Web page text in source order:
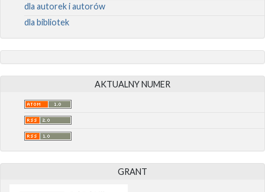
dla autorek i autorów
dla bibliotek
AKTUALNY NUMER
GRANT